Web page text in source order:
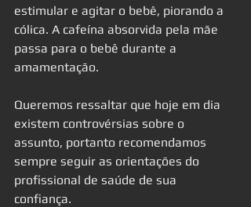
estimular e agitar o bebê, piorando a
cólica. A cafeína absorvida pela mãe
passa para o bebê durante a
amamentação.
Queremos ressaltar que hoje em dia
existem controvérsias sobre o
assunto, portanto recomendamos
sempre seguir as orientações do
profissional de saúde de sua
confiança.